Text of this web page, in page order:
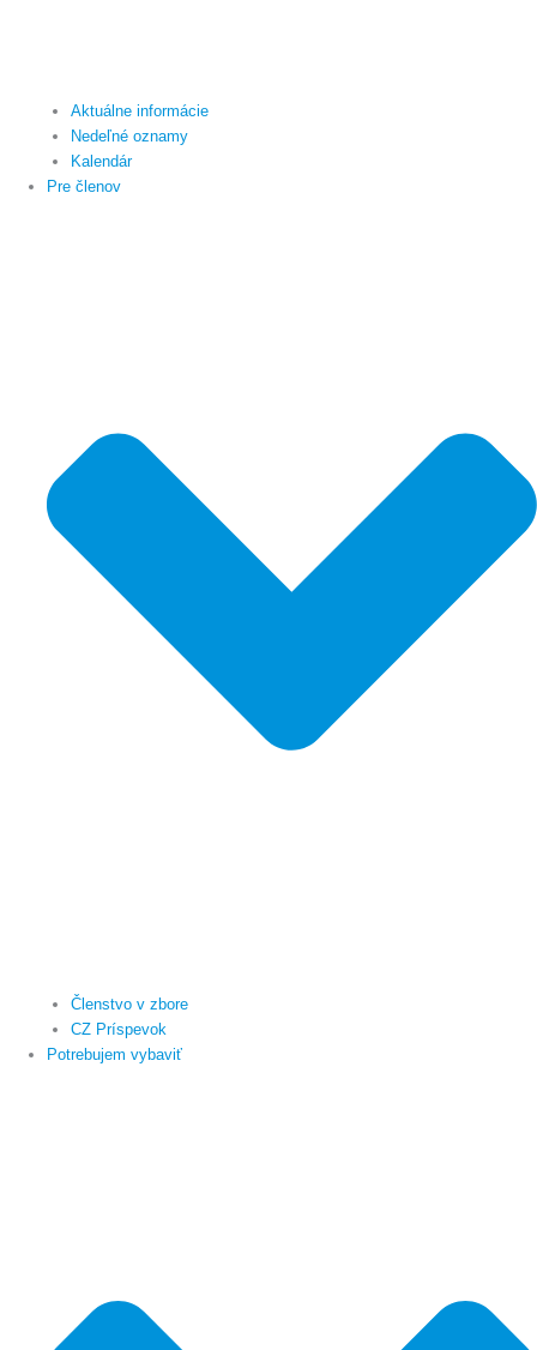
Aktuálne informácie
Nedeľné oznamy
Kalendár
Pre členov
Členstvo v zbore
CZ Príspevok
Potrebujem vybaviť